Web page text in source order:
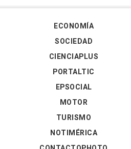
ECONOMÍA
SOCIEDAD
CIENCIAPLUS
PORTALTIC
EPSOCIAL
MOTOR
TURISMO
NOTIMÉRICA